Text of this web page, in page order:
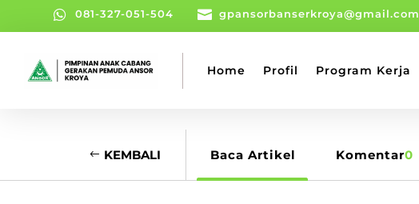
 081-327-051-504  gpansorbanserkroya@gmail.com
Home Profil Program Kerja
KEMBALI Baca Artikel Komentar0